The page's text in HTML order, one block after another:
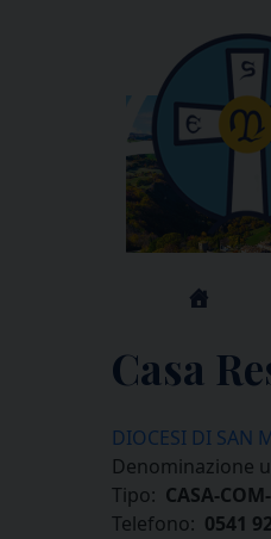
Casa
DIOCESI DI SAN
Denominazione
Tipo: CASA-
Telefono: 0541